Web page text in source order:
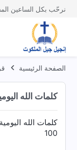
نرحّب بكل الساعين
الصفحة الرئيسية
كلمات الله
كلمات الله
97
98
99
كلمات الله
100